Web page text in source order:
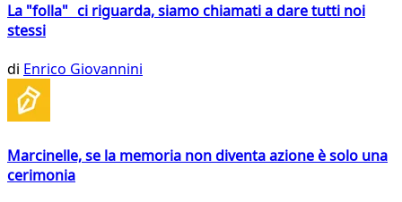
La "folla" ci riguarda, siamo chiamati a dare tutti noi
stessi
di Enrico Giovannini
Marcinelle, se la memoria non diventa azione è solo una
cerimonia